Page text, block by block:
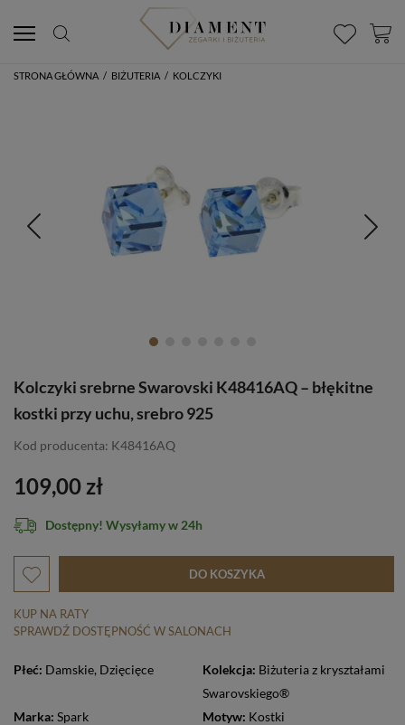
STRONA GŁÓWNA / BIŻUTERIA / KOLCZYKI
Kolczyki srebrne Swarovski K48416AQ – błękitne
kostki przy uchu, srebro 925
Kod producenta: K48416AQ
109,00 zł
Dostępny! Wysyłamy w 24h
DO KOSZYKA
KUP NA RATY
SPRAWDŹ DOSTĘPNOŚĆ W SALONACH
Płeć: Damskie, Dzięcięce Kolekcja: Biżuteria z kryształami
Swarovskiego®
Marka: Spark Motyw: Kostki